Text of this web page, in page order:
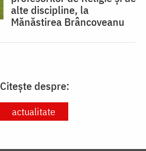
alte discipline, la
Mănăstirea Brâncoveanu
Citește despre:
actualitate